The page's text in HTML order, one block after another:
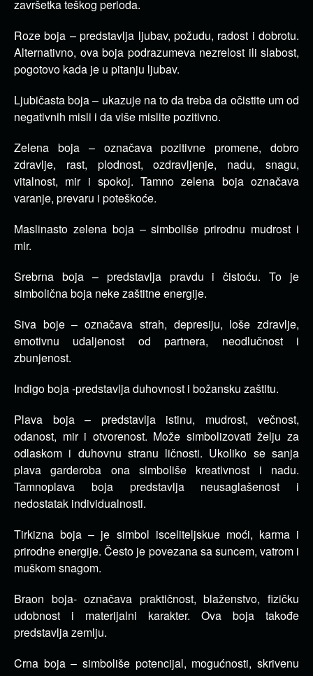
završetka teškog perioda.
Roze boja – predstavlja ljubav, požudu, radost i dobrotu.
Alternativno, ova boja podrazumeva nezrelost ili slabost,
pogotovo kada je u pitanju ljubav.
Ljubičasta boja – ukazuje na to da treba da očistite um od
negativnih misli i da više mislite pozitivno.
Zelena boja – označava pozitivne promene, dobro
zdravlje, rast, plodnost, ozdravljenje, nadu, snagu,
vitalnost, mir i spokoj. Tamno zelena boja označava
varanje, prevaru i poteškoće.
Maslinasto zelena boja – simboliše prirodnu mudrost i
mir.
Srebrna boja – predstavlja pravdu i čistoću. To je
simbolična boja neke zaštitne energije.
Siva boje – označava strah, depresiju, loše zdravlje,
emotivnu udaljenost od partnera, neodlučnost i
zbunjenost.
Indigo boja -predstavlja duhovnost i božansku zaštitu.
Plava boja – predstavlja istinu, mudrost, večnost,
odanost, mir i otvorenost. Može simbolizovati želju za
odlaskom i duhovnu stranu ličnosti. Ukoliko se sanja
plava garderoba ona simboliše kreativnost i nadu.
Tamnoplava boja predstavlja neusaglašenost i
nedostatak individualnosti.
Tirkizna boja – je simbol isceliteljskue moći, karma i
prirodne energije. Često je povezana sa suncem, vatrom i
muškom snagom.
Braon boja- označava praktičnost, blaženstvo, fizičku
udobnost i materijalni karakter. Ova boja takođe
predstavlja zemlju.
Crna boja – simboliše potencijal, mogućnosti, skrivenu